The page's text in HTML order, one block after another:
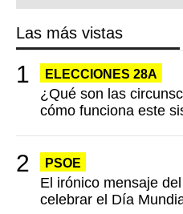
Las más vistas
ELECCIONES 28A
¿Qué son las
cómo funciona este
PSOE
El irónico mensaje
celebrar el Día